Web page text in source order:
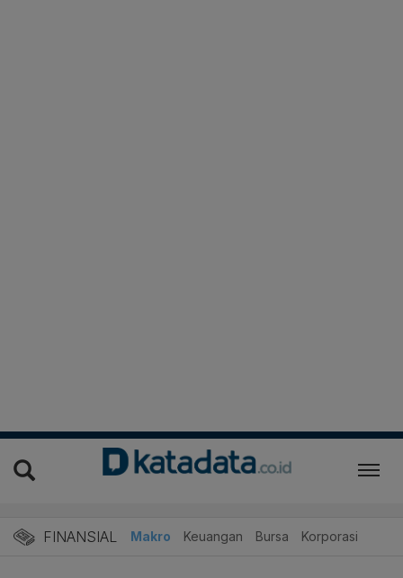
FINANSIAL Makro Keuangan Bursa Korporasi